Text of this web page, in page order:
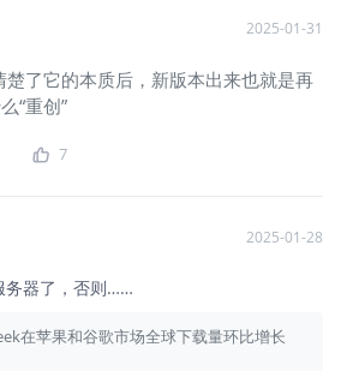
2025-01-31
了它的本质后，新版本出来也就是再
“重创”
7
2025-01-28
务器了，否则……
在苹果和谷歌市场全球下载量环比增长